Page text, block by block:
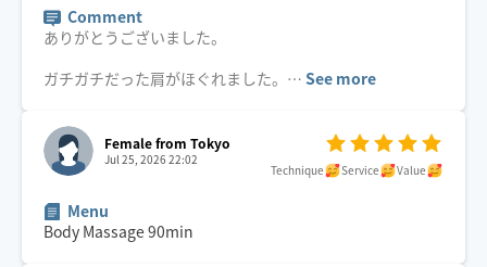
Comment
ありがとうございました。
ガチガチだった肩がほぐれました。 … See more
Female from Tokyo
Jul 25, 2026 22:02
Technique Service Value
Menu
Body Massage90min